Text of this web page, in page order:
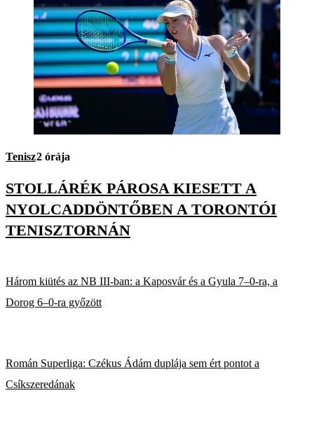
Tenisz2 órája
STOLLÁRÉK PÁROSA KIESETT A
NYOLCADDÖNTŐBEN A TORONTÓI
TENISZTORNÁN
Három kiütés az NB III-ban: a Kaposvár és a Gyula 7–0-ra, a
Dorog 6–0-ra győzött
Román Superliga: Czékus Ádám duplája sem ért pontot a
Csíkszeredának